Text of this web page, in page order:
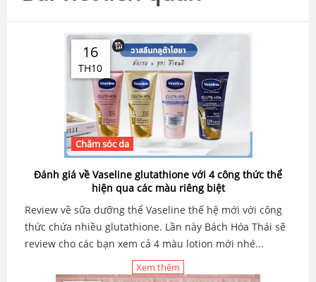
16
TH10
Chăm sóc da
Đánh giá về Vaseline glutathione với 4 công thức thể
hiện qua các màu riêng biệt
Review về sữa dưỡng thể Vaseline thế hệ mới với công
thức chứa nhiều glutathione. Lần này Bách Hóa Thái sẽ
review cho các bạn xem cả 4 màu lotion mới nhé...
Xem thêm